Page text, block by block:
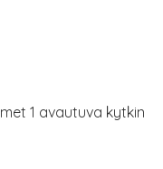
1 avautuva kytkin